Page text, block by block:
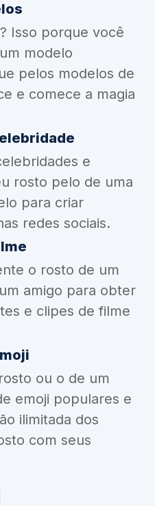
Isso porque você
modelo
pelos modelos de
e comece a magia
e
rosto pelo de uma
para criar
redes sociais.
o rosto de um
amigo para obter
e clipes de filme
ou o de um
emoji populares e
ilimitada dos
com seus